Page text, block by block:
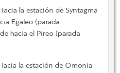
Hacia la estación de Syntagma
Egaleo (parada
hacia el Pireo (parada
la estación de Omonia